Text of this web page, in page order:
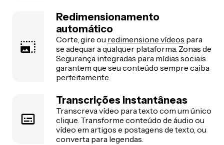
Redimensionamento
automático
Corte, gire ou redimensione vídeos para
se adequar a qualquer plataforma. Zonas de
Segurança integradas para mídias sociais
garantem que seu conteúdo sempre caiba
perfeitamente.
Transcrições instantâneas
Transcreva vídeo para texto com um único
clique. Transforme conteúdo de áudio ou
vídeo em artigos e postagens de texto, ou
converta para legendas.